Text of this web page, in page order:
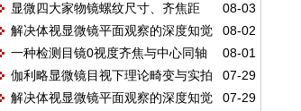
Zoom Lens
08-03
显微四大家物镜螺纹尺寸、齐焦距
离、管镜焦距对应关系汇总
08-02
解决体视显微镜平面观察的深度知觉
畸变（馒头状）本质：畸变
08-01
一种检测目镜0视度齐焦与中心同轴
度的工装方法：类似机械筒长仪
07-29
伽利略显微镜目视下理论畸变与实拍
感官对比
07-29
解决体视显微镜平面观察的深度知觉